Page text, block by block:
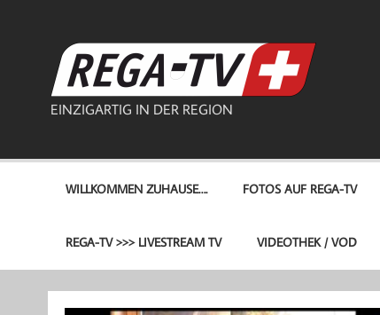
EINZIGARTIG IN DER REGION
WILLKOMMEN ZUHAUSE…. FOTOS AUF REGA-TV
REGA-TV >>> LIVESTREAM TV VIDEOTHEK / VOD